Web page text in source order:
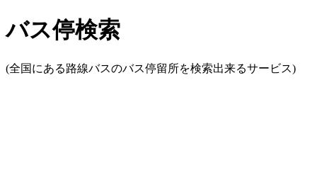
バス停検索
(全国にある路線バスのバス停留所を検索出来るサービス)